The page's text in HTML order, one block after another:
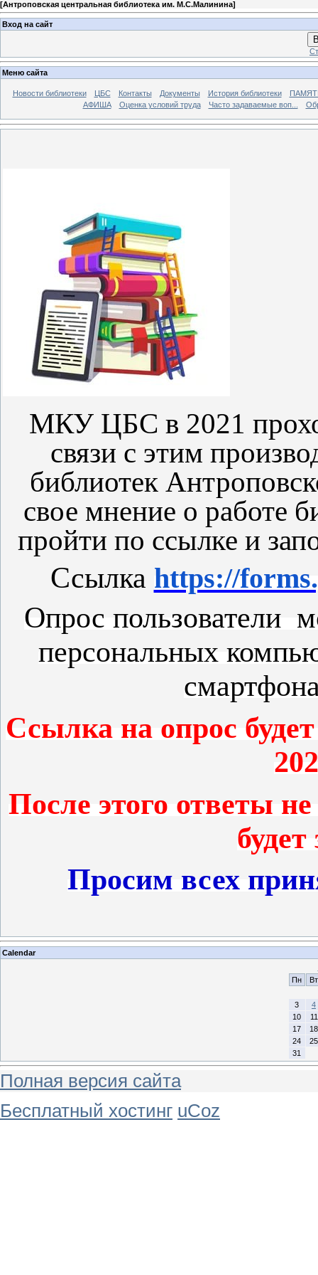
[Антроповская центральная библиотека им. М.С.Малинина]
Вход на сайт
Меню сайта
Новости библиотеки ЦБС Контакты Документы История библиотеки
АФИША
Оценка условий труда Часто задаваемые воп...
МКУ ЦБС в 2021
связи с этим
библиотек
свое мнение о работе
пройти по ссылке и
Ссылка https://
Опрос пользователи
персональных
Ссылка на опрос
После этого ответы
Просим всех
Calendar
Пн
Вт
3
4
10
11
17
18
24
25
31
Полная версия сайта
Бесплатный хостинг uCoz